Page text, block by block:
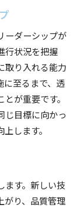
ーダーシップが
行状況を把握
取り入れる能力
に至るまで、透
が重要です。
じ目標に向かっ
します。
ます。新しい技
がり、品質管理